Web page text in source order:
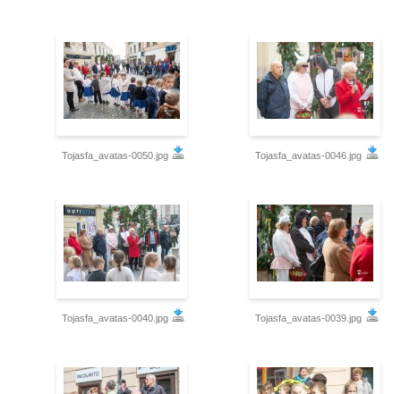
Tojasfa_avatas-0050.jpg Tojasfa_avatas-0046.jpg
Tojasfa_avatas-0040.jpg Tojasfa_avatas-0039.jpg